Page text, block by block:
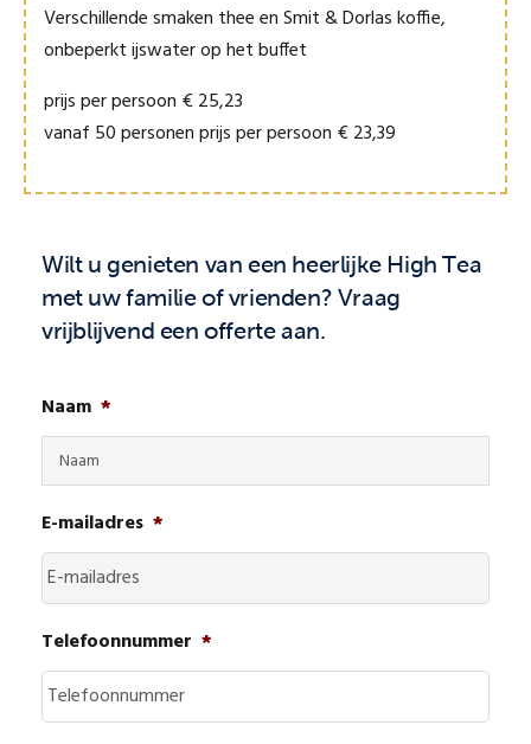
Verschillende smaken thee en Smit & Dorlas koffie,
onbeperkt ijswater op het buffet
prijs per persoon € 25,23
vanaf 50 personen prijs per persoon € 23,39
Wilt u genieten van een heerlijke High Tea
met uw familie of vrienden? Vraag
vrijblijvend een offerte aan.
Naam *
E-mailadres *
Telefoonnummer *